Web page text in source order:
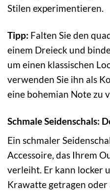
Stilen experimentieren.
Tipp: Falten Sie den
einem Dreieck und
um einen klassischen
verwenden Sie ihn als
eine bohemian Note zu
Schmale Seidenschals:
Ein schmaler
Accessoire, das Ihrem
verleiht. Er kann locker
Krawatte getragen oder